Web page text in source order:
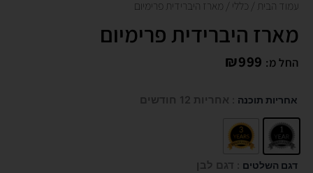
עמוד הבית / כללי / מארז היברידית פרימיום
מארז היברידית פרימיום
החל מ: ₪999
אחריות תוכנה : אחריות 12 חודשים
דגם השלטים : דגם לבן
כמות
מארז
היברידית
פרימיום